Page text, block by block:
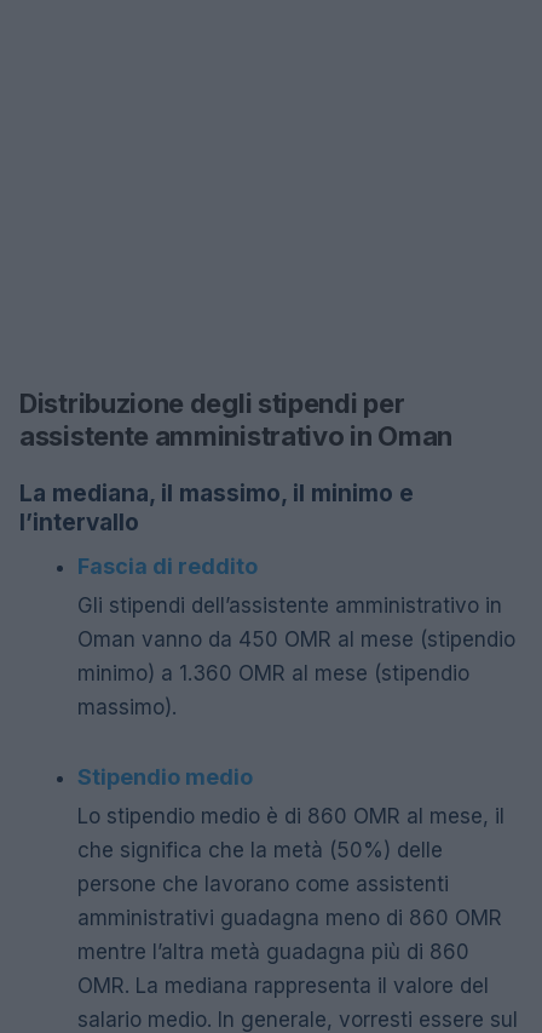
Distribuzione degli stipendi per
assistente amministrativo in Oman
La mediana, il massimo, il minimo e
l’intervallo
Fascia di reddito
Gli stipendi dell’assistente amministrativo in
Oman vanno da 450 OMR al mese (stipendio
minimo) a 1.360 OMR al mese (stipendio
massimo).
Stipendio medio
Lo stipendio medio è di 860 OMR al mese, il
che significa che la metà (50%) delle
persone che lavorano come assistenti
amministrativi guadagna meno di 860 OMR
mentre l’altra metà guadagna più di 860
OMR. La mediana rappresenta il valore del
salario medio. In generale, vorresti essere sul